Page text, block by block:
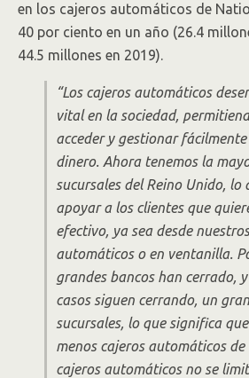
en los cajeros automáticos de
40 por ciento en un año (26.4
44.5 millones en 2019).
“Los cajeros automáticos
vital en la sociedad,
acceder y gestionar
dinero. Ahora tenemos la
sucursales del Reino Unido, lo
apoyar a los clientes que
efectivo, ya sea desde
automáticos o en ventanilla.
grandes bancos han cerrado,
casos siguen cerrando, un
sucursales, lo que significa
menos cajeros automáticos
cajeros automáticos no se